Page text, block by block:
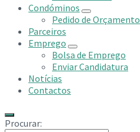
Condóminos
Pedido de Orçamento
Parceiros
Emprego
Bolsa de Emprego
Enviar Candidatura
Notícias
Contactos
Procurar: